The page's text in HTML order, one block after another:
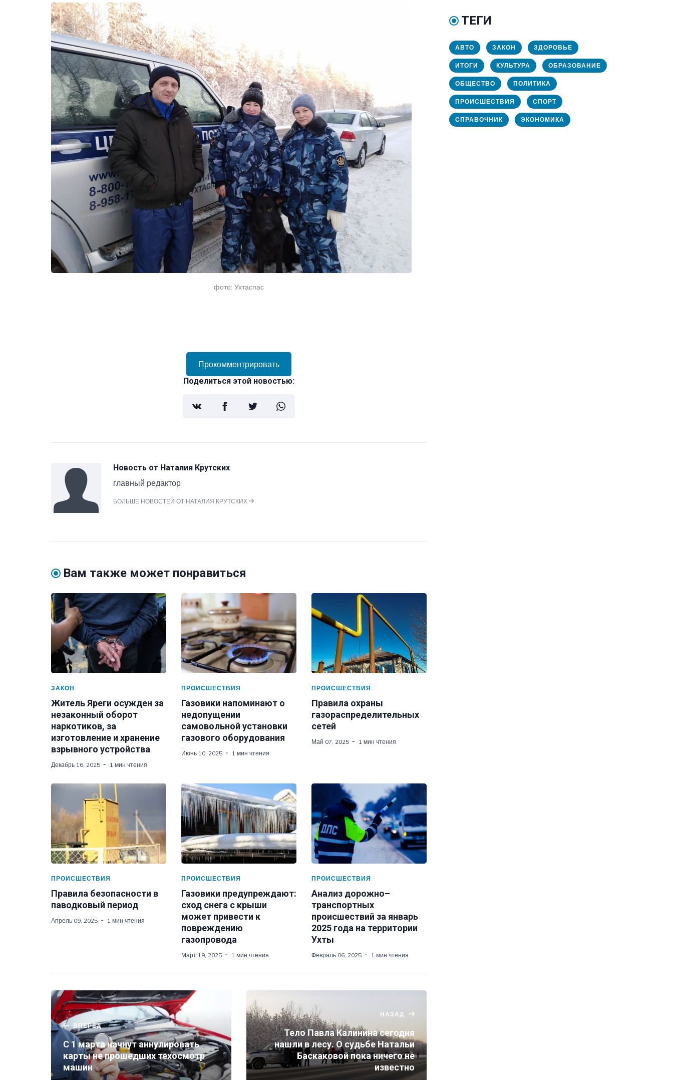
фото: Ухтаспас
Прокомментрировать
Поделиться этой новостью:
Новость от Наталия Крутских
главный редактор
БОЛЬШЕ НОВОСТЕЙ ОТ НАТАЛИЯ КРУТСКИХ
Вам также может понравиться
ЗАКОН
Житель Яреги осужден за
незаконный оборот
наркотиков, за
изготовление и хранение
взрывного устройства
Декабрь 16, 2025 1 мин чтения
ПРОИСШЕСТВИЯ
Газовики напоминают о
недопущении
самовольной установки
газового оборудования
Июнь 10, 2025 1 мин чтения
ПРОИСШЕСТВИЯ
Правила охраны
газораспределительных
сетей
Май 07, 2025 1 мин чтения
ПРОИСШЕСТВИЯ
Правила безопасности в
паводковый период
Апрель 09, 2025 1 мин чтения
ПРОИСШЕСТВИЯ
Газовики предупреждают:
сход снега с крыши
может привести к
повреждению
газопровода
Март 19, 2025 1 мин чтения
ПРОИСШЕСТВИЯ
Анализ дорожно–
транспортных
происшествий за январь
2025 года на территории
Ухты
Февраль 06, 2025 1 мин чтения
ВПЕРЕД
С 1 марта начнут аннулировать
карты не прошедших техосмотр
машин
НАЗАД
Тело Павла Калинина сегодня
нашли в лесу. О судьбе Натальи
Баскаковой пока ничего не
известно
ТЕГИ
АВТО ЗАКОН ЗДОРОВЬЕ
ИТОГИ КУЛЬТУРА ОБРАЗОВАНИЕ
ОБЩЕСТВО ПОЛИТИКА
ПРОИСШЕСТВИЯ СПОРТ
СПРАВОЧНИК ЭКОНОМИКА